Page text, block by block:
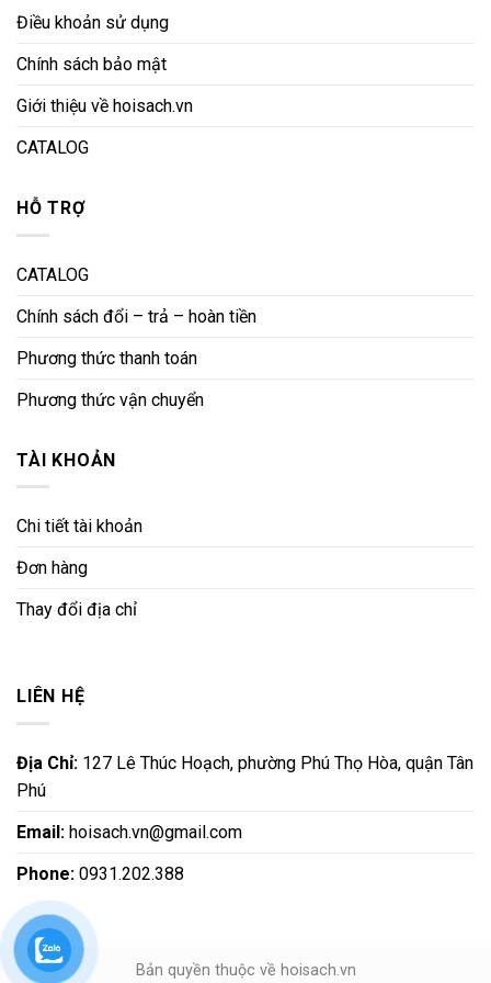
Điều khoản sử dụng
Chính sách bảo mật
Giới thiệu về hoisach.vn
CATALOG
HỖ TRỢ
CATALOG
Chính sách đổi – trả – hoàn tiền
Phương thức thanh toán
Phương thức vận chuyển
TÀI KHOẢN
Chi tiết tài khoản
Đơn hàng
Thay đổi địa chỉ
LIÊN HỆ
Địa Chỉ: 127 Lê Thúc Hoạch, phường Phú Thọ Hòa, quận Tân
Phú
Email: hoisach.vn@gmail.com
Phone: 0931.202.388
Bản quyền thuộc về hoisach.vn